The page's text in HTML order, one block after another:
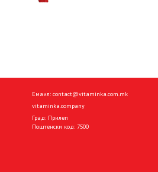
Емаил: contact@vitaminka.com.mk
vitaminka.company
Град: Прилеп
Поштенски код: 7500